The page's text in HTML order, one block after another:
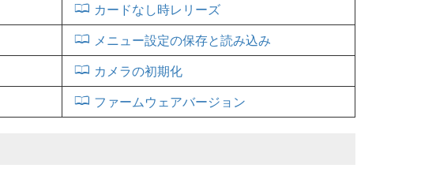
カードなし時レリーズ
メニュー設定の保存と読み込み
カメラの初期化
ファームウェアバージョン